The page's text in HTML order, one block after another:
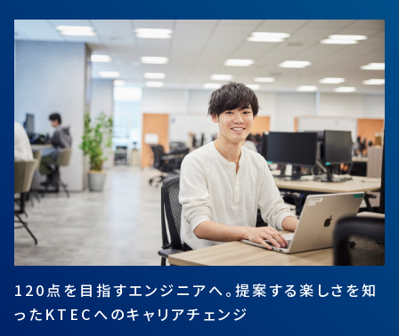
120点を目指すエンジニアへ。提案する楽しさを知
ったKTECへのキャリアチェンジ